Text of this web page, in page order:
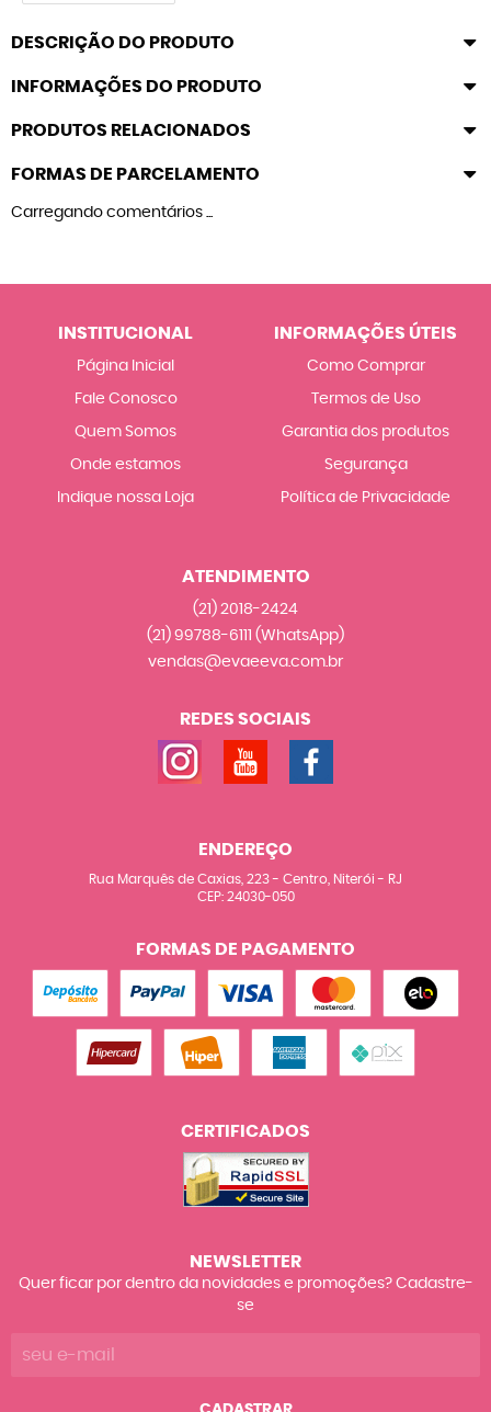
DESCRIÇÃO DO PRODUTO
INFORMAÇÕES DO PRODUTO
PRODUTOS RELACIONADOS
FORMAS DE PARCELAMENTO
Carregando comentários ...
INSTITUCIONAL
Página Inicial
Fale Conosco
Quem Somos
Onde estamos
Indique nossa Loja
INFORMAÇÕES ÚTEIS
Como Comprar
Termos de Uso
Garantia dos produtos
Segurança
Política de Privacidade
ATENDIMENTO
(21) 2018-2424
(21) 99788-6111 (WhatsApp)
vendas@evaeeva.com.br
REDES SOCIAIS
ENDEREÇO
Rua Marquês de Caxias, 223- Centro, Niterói - RJ
CEP: 24030-050
FORMAS DE PAGAMENTO
CERTIFICADOS
NEWSLETTER
Quer ficar por dentro da novidades e promoções? Cadastre-
se